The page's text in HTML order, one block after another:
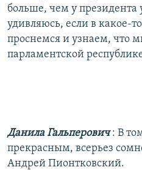
больше, чем у президента
удивляюсь, если в какое-
проснемся и узнаем, что
парламентской
Данила Гальперович: В
прекрасным, всерьез
Андрей Пионтковский.